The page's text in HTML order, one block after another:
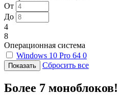
От
До
4
8
Операционная система
Windows 10 Pro 64 0
Сбросить все
Более 7 моноблоков!